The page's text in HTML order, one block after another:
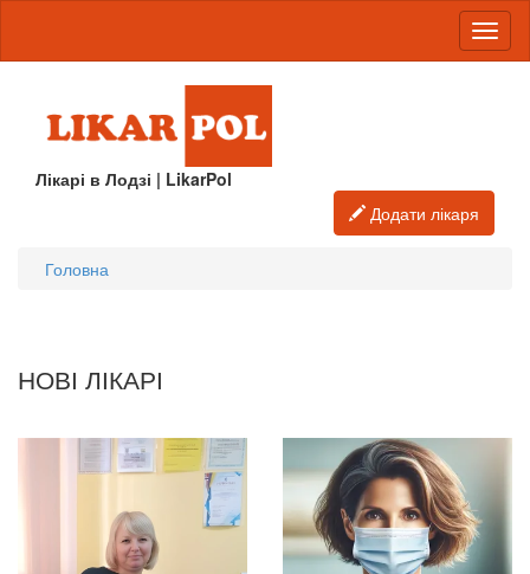
Лікарі в Лодзі | LikarPol
Додати лікаря
Головна
НОВІ ЛІКАРІ